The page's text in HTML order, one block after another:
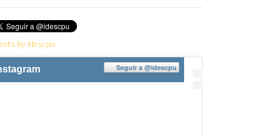
by idescpu
Seguir a @idescpu